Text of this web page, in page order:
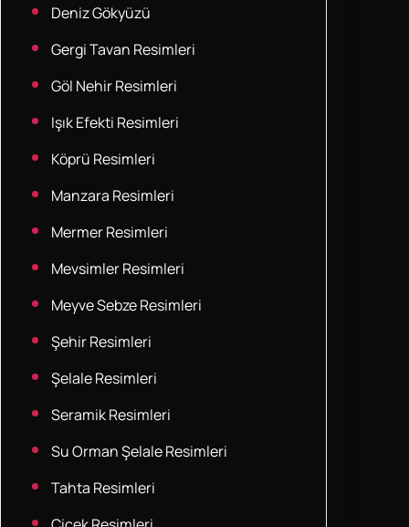
Deniz Gökyüzü
Gergi Tavan Resimleri
Göl Nehir Resimleri
Işık Efekti Resimleri
Köprü Resimleri
Manzara Resimleri
Mermer Resimleri
Mevsimler Resimleri
Meyve Sebze Resimleri
Şehir Resimleri
Şelale Resimleri
Seramik Resimleri
Su Orman Şelale Resimleri
Tahta Resimleri